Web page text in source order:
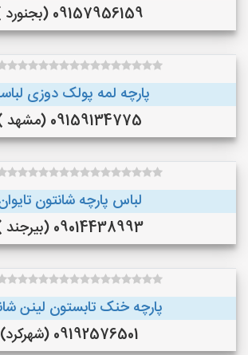
09157956159 (بجنورد )
پارچه لمه پولک دوزی
09159134775 (مشهد )
لباس پارچه شانتون
09014438993 (بیرجند )
پارچه خنک تابستون لینن
09192576501 (شهرکرد)